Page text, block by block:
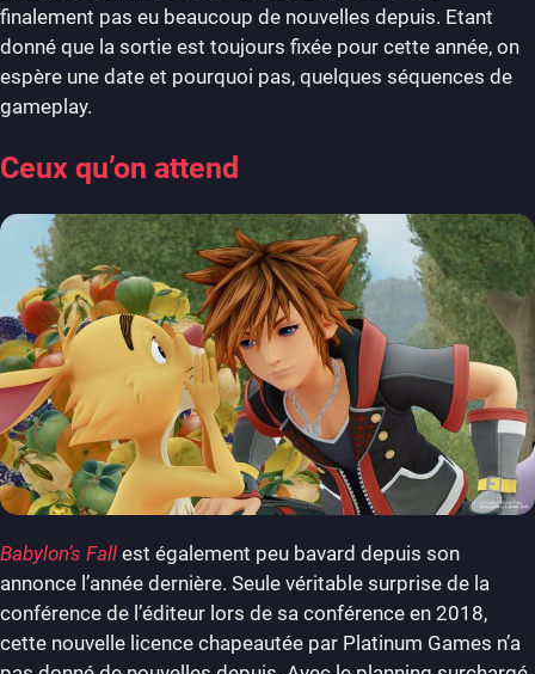
finalement pas eu beaucoup de nouvelles depuis. Etant
donné que la sortie est toujours fixée pour cette année, on
espère une date et pourquoi pas, quelques séquences de
gameplay.
Ceux qu’on attend
Babylon’s Fall est également peu bavard depuis son
annonce l’année dernière. Seule véritable surprise de la
conférence de l’éditeur lors de sa conférence en 2018,
cette nouvelle licence chapeautée par Platinum Games n’a